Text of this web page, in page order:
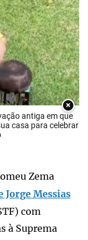
×
antiga em que
casa para celebrar
Zema
Jorge Messias
com
à Suprema